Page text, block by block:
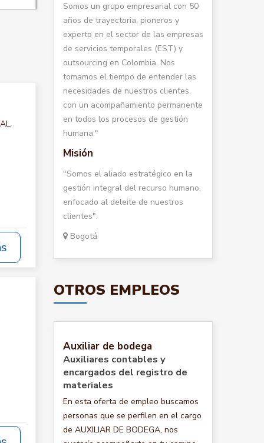
Somos un grupo empresarial con 50
años de trayectoria, pioneros y
experto en el sector de las empresas
de servicios temporales (EST) y
outsourcing en Colombia. Nos
tomamos el tiempo de entender las
necesidades de nuestros clientes,
con un acompañamiento permanente
en todos los procesos de gestión
humana."
Misión
"Somos el aliado estratégico en la
gestión integral del recurso humano,
enfocado al deleite de nuestros
clientes".
Bogotá
OTROS EMPLEOS
Auxiliar de bodega
Auxiliares contables y
encargados del registro de
materiales
En esta oferta de empleo buscamos
personas que se perfilen en el cargo
de AUXILIAR DE BODEGA, nos